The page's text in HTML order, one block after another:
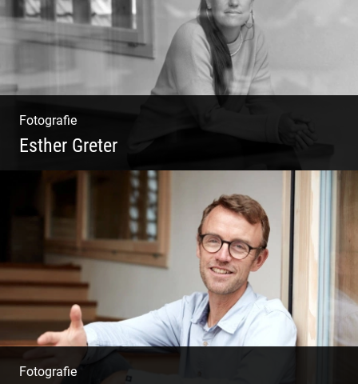
Fotografie
Esther Greter
Coaching, Frauenkreise, Trantric Yoga:
Esther Greter
Fotografie